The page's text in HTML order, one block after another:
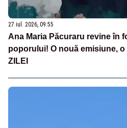
27 iul. 2026, 09:55
Ana Maria Păcuraru revine în
poporului! O nouă emisiune,
ZILEI